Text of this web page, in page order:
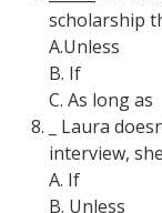
scholarship
A.Unless
B. If
C. As long as
Laura
interview,
A. If
B. Unless